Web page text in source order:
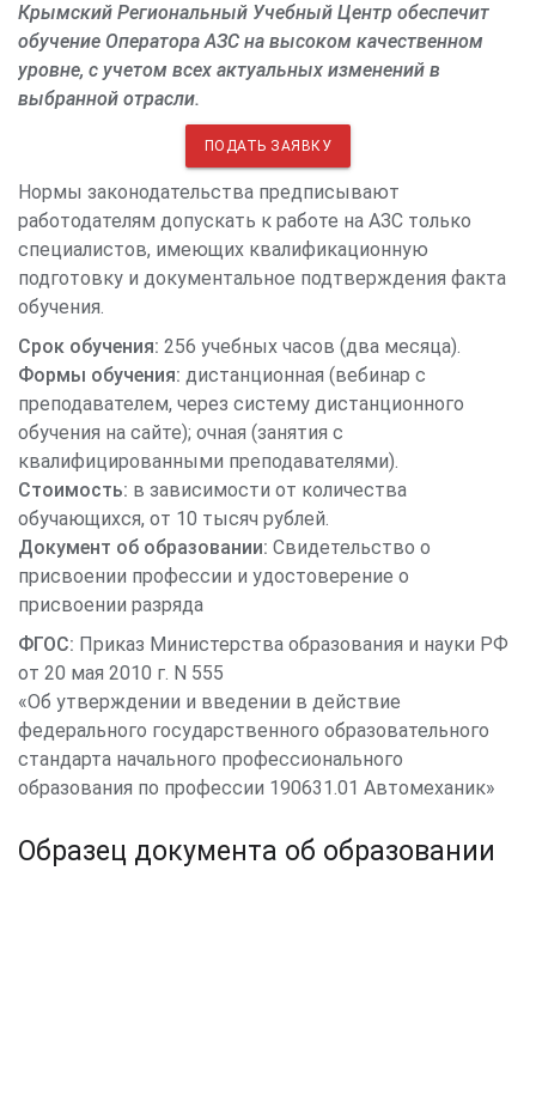
Крымский Региональный Учебный Центр обеспечит
обучение Оператора АЗС на высоком качественном
уровне, с учетом всех актуальных изменений в
выбранной отрасли.
ПОДАТЬ ЗАЯВКУ
Нормы законодательства предписывают
работодателям допускать к работе на АЗС только
специалистов, имеющих квалификационную
подготовку и документальное подтверждения факта
обучения.
Срок обучения: 256 учебных часов (два месяца).
Формы обучения: дистанционная (вебинар с
преподавателем, через систему дистанционного
обучения на сайте); очная (занятия с
квалифицированными преподавателями).
Стоимость: в зависимости от количества
обучающихся, от 10 тысяч рублей.
Документ об образовании: Свидетельство о
присвоении профессии и удостоверение о
присвоении разряда
ФГОС: Приказ Министерства образования и науки РФ
от 20 мая 2010 г. N 555
«Об утверждении и введении в действие
федерального государственного образовательного
стандарта начального профессионального
образования по профессии 190631.01 Автомеханик»
Образец документа об образовании